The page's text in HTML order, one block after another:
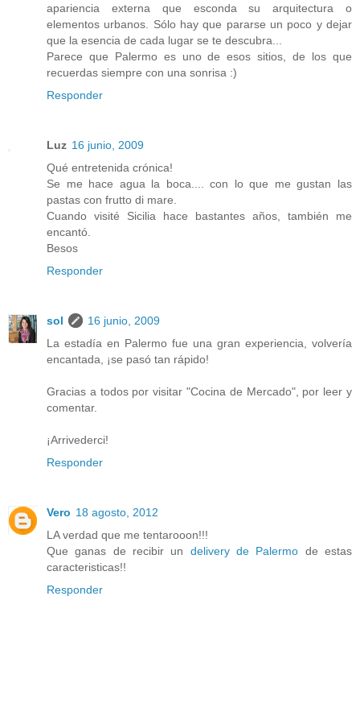
apariencia externa que esconda su arquitectura o
elementos urbanos. Sólo hay que pararse un poco y dejar
que la esencia de cada lugar se te descubra...
Parece que Palermo es uno de esos sitios, de los que
recuerdas siempre con una sonrisa :)
Responder
Luz 16 junio, 2009
Qué entretenida crónica!
Se me hace agua la boca.... con lo que me gustan las
pastas con frutto di mare.
Cuando visité Sicilia hace bastantes años, también me
encantó.
Besos
Responder
sol
16 junio, 2009
La estadía en Palermo fue una gran experiencia, volvería
encantada, ¡se pasó tan rápido!
Gracias a todos por visitar "Cocina de Mercado", por leer y
comentar.
¡Arrivederci!
Responder
Vero 18 agosto, 2012
LA verdad que me tentarooon!!!
Que ganas de recibir un delivery de Palermo de estas
caracteristicas!!
Responder